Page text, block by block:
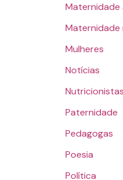
Maternidade
Maternidade
Mulheres
Notícias
Nutricionistas
Paternidade
Pedagogas
Poesia
Política